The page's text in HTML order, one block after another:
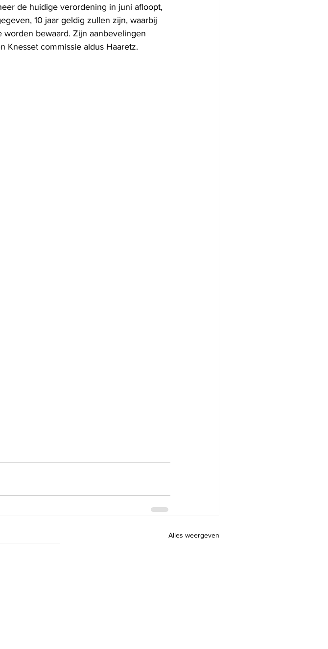
de huidige verordening in juni afloopt,
10 jaar geldig zullen zijn, waarbij
bewaard. Zijn aanbevelingen
Knesset commissie aldus Haaretz.
Alles weergeven